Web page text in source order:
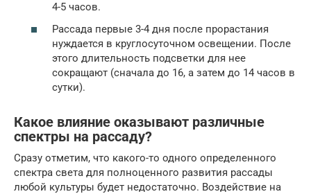
4-5 часов.
Рассада первые 3-4 дня после прорастания
нуждается в круглосуточном освещении. После
этого длительность подсветки для нее
сокращают (сначала до 16, а затем до 14 часов в
сутки).
Какое влияние оказывают различные
спектры на рассаду?
Сразу отметим, что какого-то одного определенного
спектра света для полноценного развития рассады
любой культуры будет недостаточно. Воздействие на